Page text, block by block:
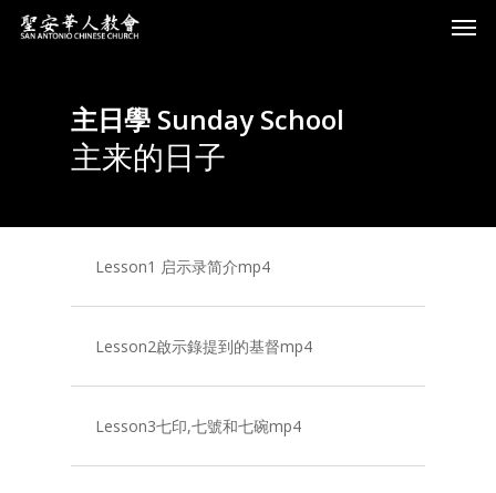
主日學 Sunday School
主来的日子
Lesson1 启示录简介mp4
Lesson2啟示錄提到的基督mp4
Lesson3七印,七號和七碗mp4